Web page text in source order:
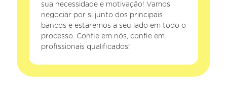
sua necessidade e motivação! Vamos
negociar por si junto dos principais
bancos e estaremos a seu lado em todo o
processo. Confie em nós, confie em
profissionais qualificados!